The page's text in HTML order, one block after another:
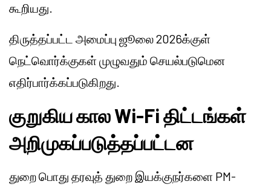
கூறியது.
திருத்தப்பட்ட அமைப்பு ஜூலை 2026க்குள்
நெட்வொர்க்குகள் முழுவதும் செயல்படுமென
எதிர்பார்க்கப்படுகிறது.
குறுகிய கால Wi-Fi திட்டங்கள்
அறிமுகப்படுத்தப்பட்டன
துறை பொது தரவுத் துறை இயக்குநர்களை PM-